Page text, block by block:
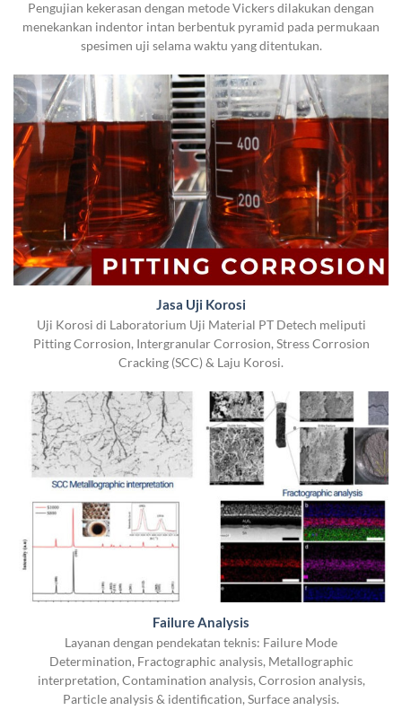
Pengujian kekerasan dengan metode Vickers dilakukan dengan
menekankan indentor intan berbentuk pyramid pada permukaan
spesimen uji selama waktu yang ditentukan.
Jasa Uji Korosi
Uji Korosi di Laboratorium Uji Material PT Detech meliputi
Pitting Corrosion, Intergranular Corrosion, Stress Corrosion
Cracking (SCC) & Laju Korosi.
Failure Analysis
Layanan dengan pendekatan teknis: Failure Mode
Determination, Fractographic analysis, Metallographic
interpretation, Contamination analysis, Corrosion analysis,
Particle analysis & identification, Surface analysis.